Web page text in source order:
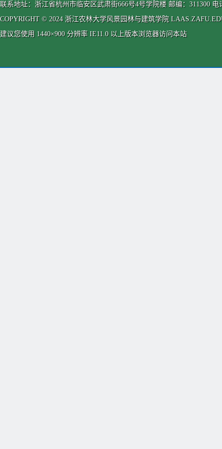
联系地址：浙江省杭州市临安区武肃街666号4号学院楼 邮编：311300 电
COPYRIGHT © 2024 浙江农林大学风景园林与建筑学院
建议您使用 1440×900 分辨率 IE11.0 以上版本浏览器访问本站